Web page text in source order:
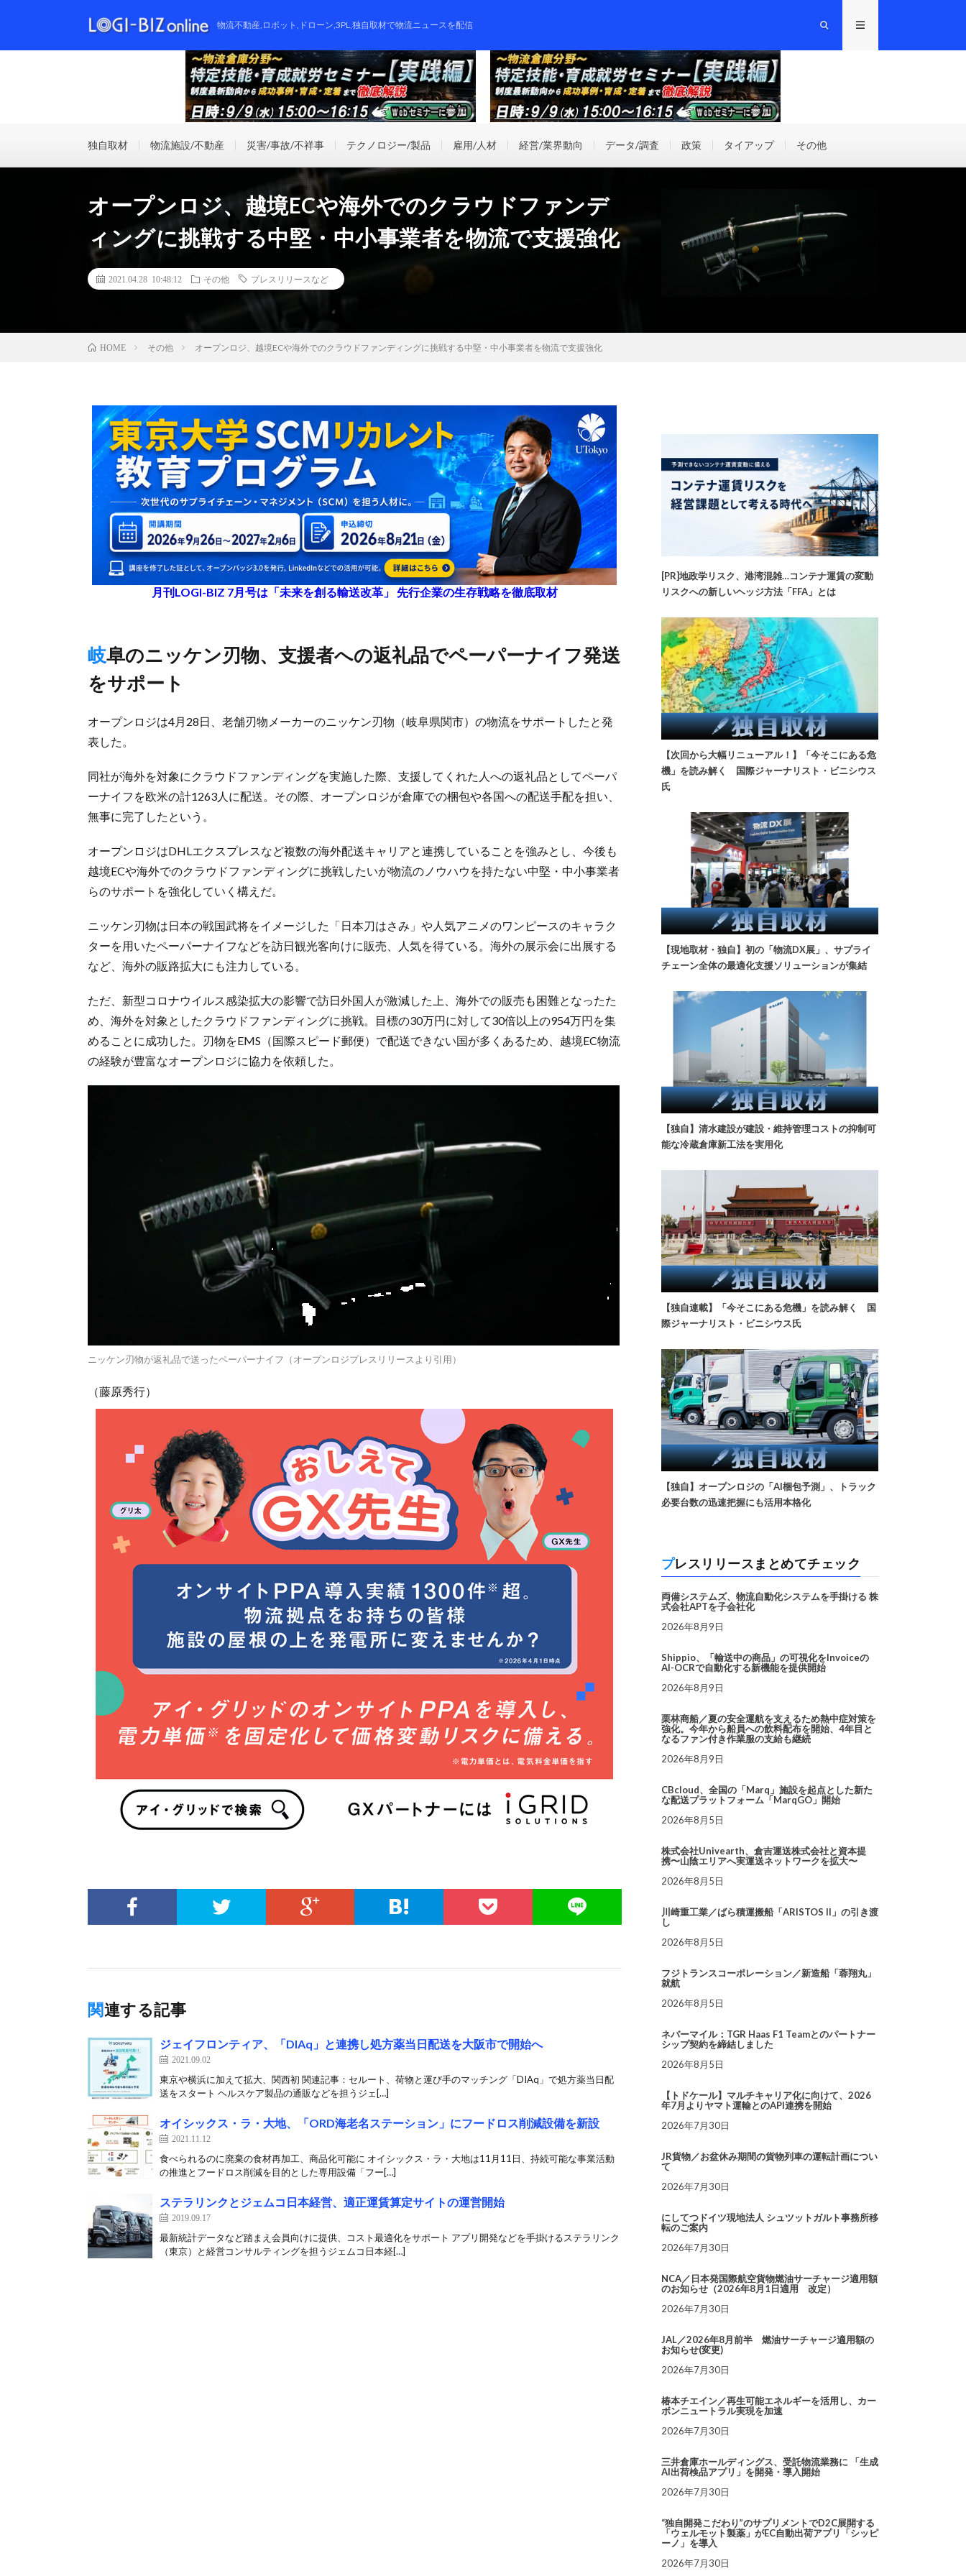
物流不動産,ロボット,ドローン,3PL,独自取材で物流ニュースを配信
独自取材 物流施設/不動産 災害/事故/不祥事 テクノロジー/製品 雇用/人材 経営/業界動向 データ/調査 政策 タイアップ その他
オープンロジ、越境ECや海外でのクラウドファンデ
ィングに挑戦する中堅・中小事業者を物流で支援強化
2021.04.28 10:48:12 その他 プレスリリースなど
HOME その他 オープンロジ、越境ECや海外でのクラウドファンディングに挑戦する中堅・中小事業者を物流で支援強化
月刊LOGI-BIZ 7月号は「未来を創る輸送改革」 先行企業の生存戦略を徹底取材
岐阜のニッケン刃物、支援者への返礼品でペーパーナイフ発送
をサポート
オープンロジは4月28日、老舗刃物メーカーのニッケン刃物（岐阜県関市）の物流をサポートしたと発
表した。
同社が海外を対象にクラウドファンディングを実施した際、支援してくれた人への返礼品としてペーパ
ーナイフを欧米の計1263人に配送。その際、オープンロジが倉庫での梱包や各国への配送手配を担い、
無事に完了したという。
オープンロジはDHLエクスプレスなど複数の海外配送キャリアと連携していることを強みとし、今後も
越境ECや海外でのクラウドファンディングに挑戦したいが物流のノウハウを持たない中堅・中小事業者
らのサポートを強化していく構えだ。
ニッケン刃物は日本の戦国武将をイメージした「日本刀はさみ」や人気アニメのワンピースのキャラク
ターを用いたペーパーナイフなどを訪日観光客向けに販売、人気を得ている。海外の展示会に出展する
など、海外の販路拡大にも注力している。
ただ、新型コロナウイルス感染拡大の影響で訪日外国人が激減した上、海外での販売も困難となったた
め、海外を対象としたクラウドファンディングに挑戦。目標の30万円に対して30倍以上の954万円を集
めることに成功した。刃物をEMS（国際スピード郵便）で配送できない国が多くあるため、越境EC物流
の経験が豊富なオープンロジに協力を依頼した。
ニッケン刃物が返礼品で送ったペーパーナイフ（オープンロジプレスリリースより引用）
（藤原秀行）
関連する記事
ジェイフロンティア、「DIAq」と連携し処方薬当日配送を大阪市で開始へ
2021.09.02
東京や横浜に加えて拡大、関西初 関連記事：セルート、荷物と運び手のマッチング「DIAq」で処方薬当日配
送をスタート ヘルスケア製品の通販などを担うジェ[…]
オイシックス・ラ・大地、「ORD海老名ステーション」にフードロス削減設備を新設
2021.11.12
食べられるのに廃棄の食材再加工、商品化可能に オイシックス・ラ・大地は11月11日、持続可能な事業活動
の推進とフードロス削減を目的とした専用設備「フー[…]
ステラリンクとジェムコ日本経営、適正運賃算定サイトの運営開始
2019.09.17
最新統計データなど踏まえ会員向けに提供、コスト最適化をサポート アプリ開発などを手掛けるステラリンク
（東京）と経営コンサルティングを担うジェムコ日本経[…]
[PR]地政学リスク、港湾混雑…コンテナ運賃の変動
リスクへの新しいヘッジ方法「FFA」とは
【次回から大幅リニューアル！】「今そこにある危
機」を読み解く 国際ジャーナリスト・ビニシウス
氏
【現地取材・独自】初の「物流DX展」、サプライ
チェーン全体の最適化支援ソリューションが集結
【独自】清水建設が建設・維持管理コストの抑制可
能な冷蔵倉庫新工法を実用化
【独自連載】「今そこにある危機」を読み解く 国
際ジャーナリスト・ビニシウス氏
【独自】オープンロジの「AI梱包予測」、トラック
必要台数の迅速把握にも活用本格化
プレスリリースまとめてチェック
両備システムズ、物流自動化システムを手掛ける 株
式会社APTを子会社化
2026年8月9日
Shippio、「輸送中の商品」の可視化をInvoiceの
AI-OCRで自動化する新機能を提供開始
2026年8月9日
栗林商船／夏の安全運航を支えるため熱中症対策を
強化。今年から船員への飲料配布を開始、4年目と
なるファン付き作業服の支給も継続
2026年8月9日
CBcloud、全国の「Marq」施設を起点とした新た
な配送プラットフォーム「MarqGO」開始
2026年8月5日
株式会社Univearth、倉吉運送株式会社と資本提
携〜山陰エリアへ実運送ネットワークを拡大〜
2026年8月5日
川崎重工業／ばら積運搬船「ARISTOS II」の引き渡
し
2026年8月5日
フジトランスコーポレーション／新造船「蓉翔丸」
就航
2026年8月5日
ネバーマイル：TGR Haas F1 Teamとのパートナー
シップ契約を締結しました
2026年8月5日
【トドケール】マルチキャリア化に向けて、2026
年7月よりヤマト運輸とのAPI連携を開始
2026年7月30日
JR貨物／お盆休み期間の貨物列車の運転計画につい
て
2026年7月30日
にしてつドイツ現地法人 シュツットガルト事務所移
転のご案内
2026年7月30日
NCA／日本発国際航空貨物燃油サーチャージ適用額
のお知らせ（2026年8月1日適用 改定）
2026年7月30日
JAL／2026年8月前半 燃油サーチャージ適用額の
お知らせ(変更)
2026年7月30日
椿本チエイン／再生可能エネルギーを活用し、カー
ボンニュートラル実現を加速
2026年7月30日
三井倉庫ホールディングス、受託物流業務に 「生成
AI出荷検品アプリ」を開発・導入開始
2026年7月30日
“独自開発こだわり”のサプリメントでD2C展開する
「ウェルモット製薬」がEC自動出荷アプリ「シッピ
ーノ」を導入
2026年7月30日